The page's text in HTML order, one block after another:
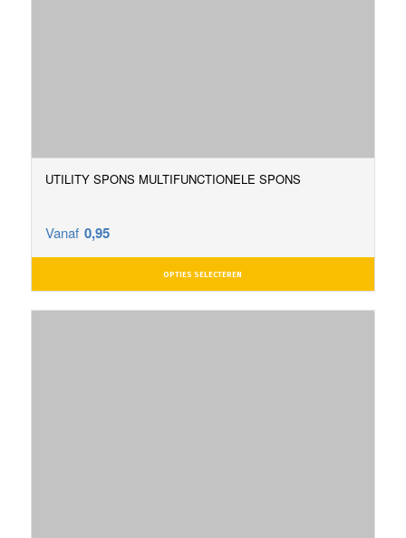
UTILITY SPONS MULTIFUNCTIONELE SPONS
Vanaf 0,95
OPTIES SELECTEREN